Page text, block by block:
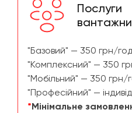
Послуги
"Базовий" — 350 грн/
"Комплексний" — 350
"Мобільний" — 350 грн/
"Професійний" —
*Мінімальне